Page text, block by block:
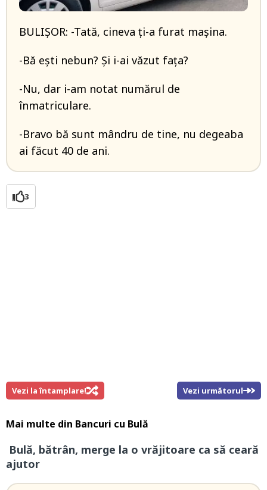
BULIŞOR: -Tată, cineva ţi-a furat maşina.
-Bă eşti nebun? Şi i-ai văzut faţa?
-Nu, dar i-am notat numărul de
înmatriculare.
-Bravo bă sunt mândru de tine, nu degeaba
ai făcut 40 de ani.
3
Vezi la întamplare! Vezi următorul
Mai multe din Bancuri cu Bulă
Bulă, bătrân, merge la o vrăjitoare ca să ceară
ajutor